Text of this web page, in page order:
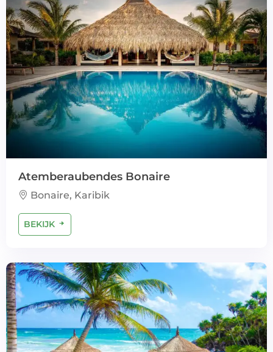
Atemberaubendes Bonaire
Bonaire, Karibik
BEKIJK